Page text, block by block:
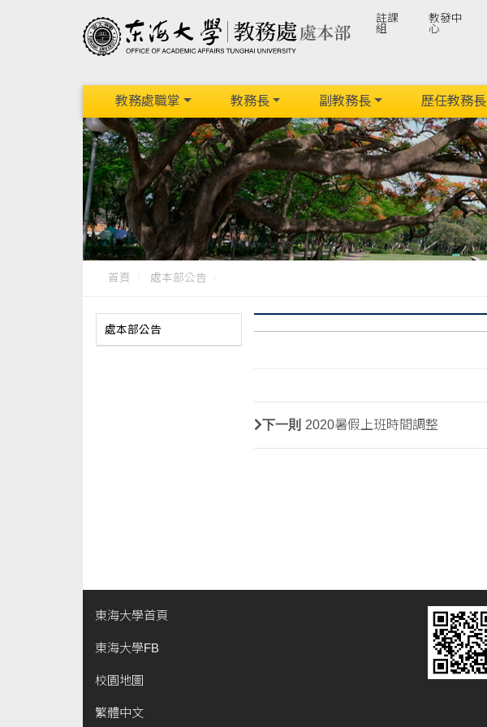
註課
組
教發中
心
教務處職掌 教務長 副教務長 歷任教務長
首頁 處本部公告
處本部公告
下一則 2020暑假上班時間調整
東海大學首頁
東海大學FB
校園地圖
繁體中文